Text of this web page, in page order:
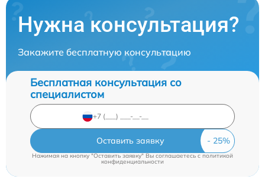
Нужна консультация?
Закажите бесплатную консультацию
Бесплатная консультация со
специалистом
Оставить заявку
Нажимая на кнопку "Оставить заявку" Вы соглашаетесь cполитикой
конфиденциальности